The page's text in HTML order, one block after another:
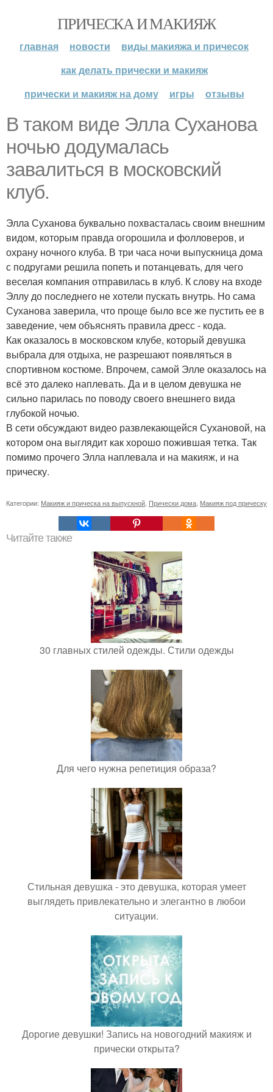
ПРИЧЕСКА И МАКИЯЖ
главная новости
виды макияжа и причесок
как делать прически и макияж
прически и макияж на дому
игры отзывы
В таком виде Элла Суханова
ночью додумалась
завалиться в московский
клуб.
Элла Суханова буквально похвасталась своим внешним
видом, которым правда огорошила и фолловеров, и
охрану ночного клуба. В три часа ночи выпускница дома
с подругами решила попеть и потанцевать, для чего
веселая компания отправилась в клуб. К слову на входе
Эллу до последнего не хотели пускать внутрь. Но сама
Суханова заверила, что проще было все же пустить ее в
заведение, чем объяснять правила дресс - кода.
Как оказалось в московском клубе, который девушка
выбрала для отдыха, не разрешают появляться в
спортивном костюме. Впрочем, самой Элле оказалось на
всё это далеко наплевать. Да и в целом девушка не
сильно парилась по поводу своего внешнего вида
глубокой ночью.
В сети обсуждают видео развлекающейся Сухановой, на
котором она выглядит как хорошо пожившая тетка. Так
помимо прочего Элла наплевала и на макияж, и на
прическу.
Категории: Макияж и прическа на выпускной Прически дома Макияж под прическу
Читайте также
30 главных стилей одежды. Стили одежды
Для чего нужна репетиция образа?
Стильная девушка - это девушка, которая умеет
выглядеть привлекательно и элегантно в любои
ситуации.
Дорогие девушки! Запись на новогодний макияж и
прически открыта?